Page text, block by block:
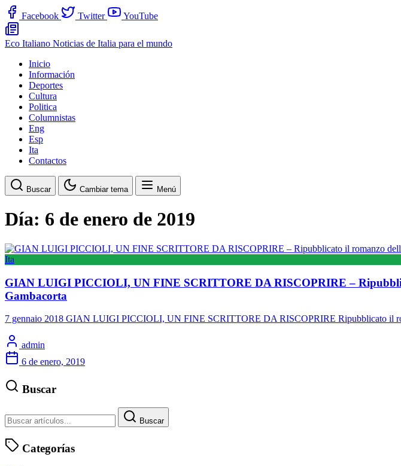
Facebook Twitter YouTube
Eco Italiano Noticias de Italia para el mundo
Inicio
Información
Deportes
Cultura
Politica
Columnistas
Eng
Esp
Ita
Contactos
Buscar Cambiar tema Menú
Día: 6 de enero de 2019
Ita
GIAN LUIGI PICCIOLI, UN FINE SCRITTORE DA RISCOPRIRE –
Gambacorta
7 gennaio 2018 GIAN LUIGI PICCIOLI, UN FINE SCRITTORE DA RISCOPRIRE Ripubblicato il
admin
6 de enero, 2019
Buscar
Buscar
Categorías